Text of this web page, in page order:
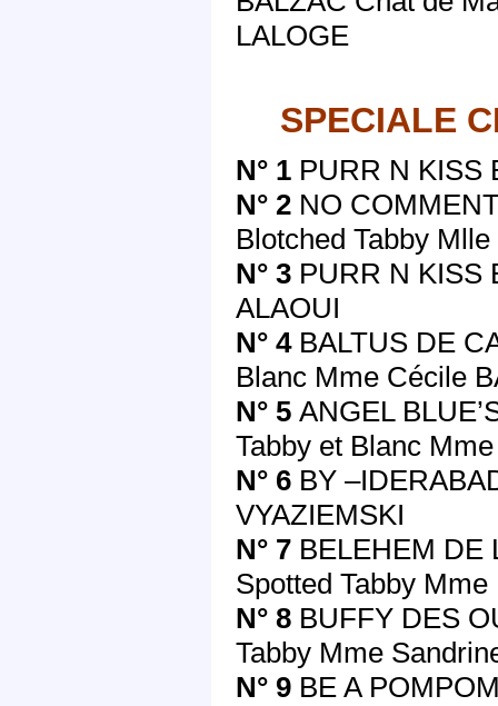
LALOGE
SPECIALE
N° 1 PURR N KISS
N° 2 NO
Blotched Tabby
N° 3 PURR N KISS
ALAOUI
N° 4 BALTUS DE
Blanc Mme Cécile
N° 5 ANGEL
Tabby et Blanc
N° 6 BY
VYAZIEMSKI
N° 7 BELEHEM DE
Spotted Tabby
N° 8 BUFFY DES
Tabby Mme
N° 9 BE A